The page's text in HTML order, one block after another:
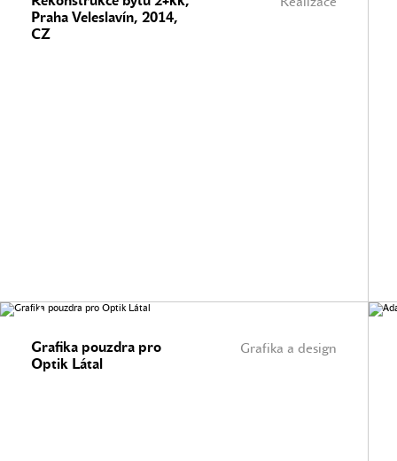
Praha Veleslavín, 2014,
CZ
Grafika a design
Grafika pouzdra pro
Optik Látal